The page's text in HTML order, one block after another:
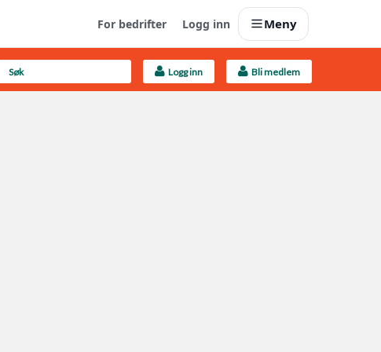
For bedrifter Logg inn Meny
Last opp selv Logg inn Bli medlem